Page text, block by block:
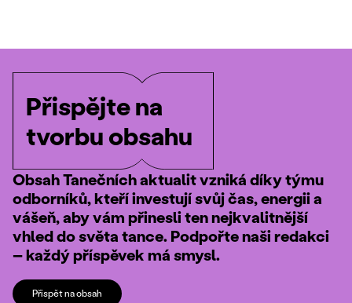
Přispějte na
tvorbu obsahu
Obsah Tanečních aktualit vzniká díky týmu
odborníků, kteří investují svůj čas, energii a
vášeň, aby vám přinesli ten nejkvalitnější
vhled do světa tance. Podpořte naši redakci
– každý příspěvek má smysl.
Přispět na obsah